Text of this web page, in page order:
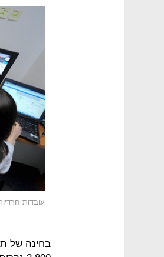
עובדות